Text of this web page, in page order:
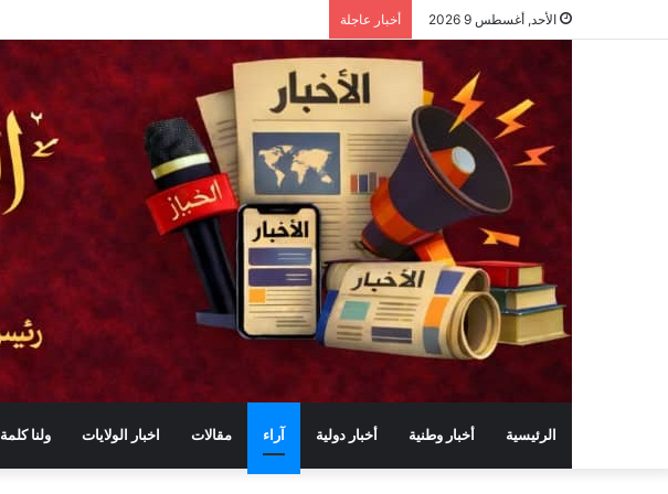
الأحد, أغسطس 9 2026 أخبار عاجلة
الرئيسية أخبار وطنية أخبار دولية آراء مقالات اخبار الولايات ولنا كلمة